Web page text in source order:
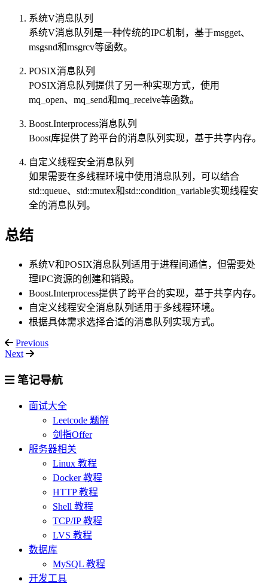
系统V消息队列
系统V消息队列是一种传统的IPC机制，基于msgget、
msgsnd和msgrcv等函数。
POSIX消息队列
POSIX消息队列提供了另一种实现方式，使用
mq_open、mq_send和mq_receive等函数。
Boost.Interprocess消息队列
Boost库提供了跨平台的消息队列实现，基于共享内存。
自定义线程安全消息队列
如果需要在多线程环境中使用消息队列，可以结合
std::queue、std::mutex和std::condition_variable实现线程安
全的消息队列。
总结
系统V和POSIX消息队列适用于进程间通信，但需要处
理IPC资源的创建和销毁。
Boost.Interprocess提供了跨平台的实现，基于共享内存。
自定义线程安全消息队列适用于多线程环境。
根据具体需求选择合适的消息队列实现方式。
Previous
Next
笔记导航
面试大全
Leetcode 题解
剑指Offer
服务器相关
Linux 教程
Docker 教程
HTTP 教程
Shell 教程
TCP/IP 教程
LVS 教程
数据库
MySQL 教程
开发工具